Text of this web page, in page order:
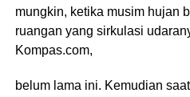
mungkin, ketika musim hujan
ruangan yang sirkulasi
Kompas.com,
belum lama ini. Kemudian